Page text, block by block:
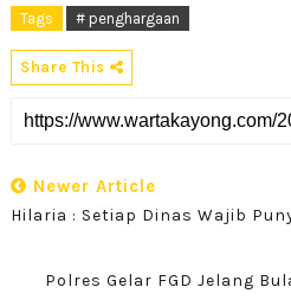
Tags # penghargaan
Share This
Newer Article
Hilaria : Setiap Dinas Wajib
Polres Gelar FGD Jelang